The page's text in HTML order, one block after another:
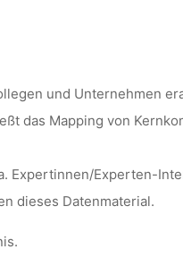
und Unternehmen
das Mapping von
Expertinnen/Experten-
dieses Datenmaterial.